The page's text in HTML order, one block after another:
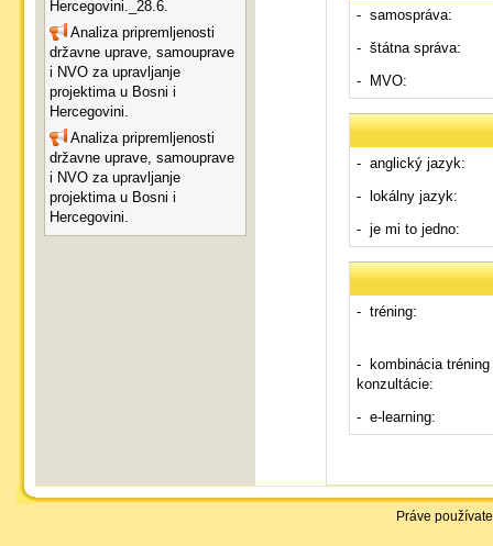
- samospráva:
- štátna správa:
- MVO:
- anglický jazyk:
- lokálny jazyk:
- je mi to jedno:
- tréning:
- kombinácia tréning
konzultácie:
- e-learning:
Hercegovini._28.6.
Analiza pripremljenosti
državne uprave, samouprave
i NVO za upravljanje
projektima u Bosni i
Hercegovini.
Analiza pripremljenosti
državne uprave, samouprave
i NVO za upravljanje
projektima u Bosni i
Hercegovini.
Práve